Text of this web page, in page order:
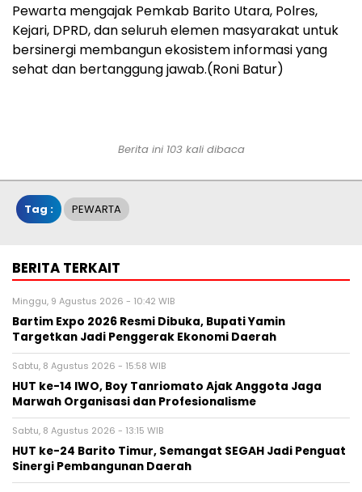
Pewarta mengajak Pemkab Barito Utara, Polres,
Kejari, DPRD, dan seluruh elemen masyarakat untuk
bersinergi membangun ekosistem informasi yang
sehat dan bertanggung jawab.(Roni Batur)
Berita ini 103 kali dibaca
Tag : PEWARTA
BERITA TERKAIT
Minggu, 9 Agustus 2026 - 10:42 WIB
Bartim Expo 2026 Resmi Dibuka, Bupati Yamin
Targetkan Jadi Penggerak Ekonomi Daerah
Sabtu, 8 Agustus 2026 - 15:58 WIB
HUT ke-14 IWO, Boy Tanriomato Ajak Anggota Jaga
Marwah Organisasi dan Profesionalisme
Sabtu, 8 Agustus 2026 - 13:15 WIB
HUT ke-24 Barito Timur, Semangat SEGAH Jadi Penguat
Sinergi Pembangunan Daerah